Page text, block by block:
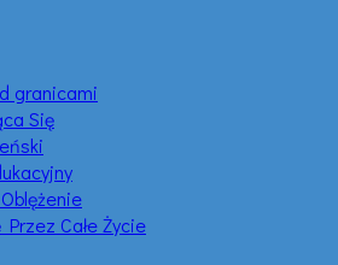
granicami
Się
Całe Życie